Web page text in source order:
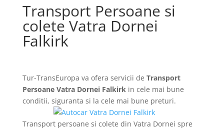
Transport Persoane si
colete Vatra Dornei
Falkirk
Tur-TransEuropa va ofera servicii de Transport
Persoane Vatra Dornei Falkirkin cele mai bune
conditii, siguranta si la cele mai bune preturi.
Transport persoane si colete din Vatra Dornei spre